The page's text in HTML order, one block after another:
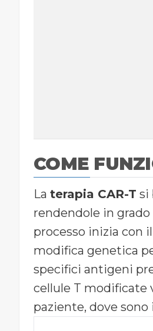
COME
La terapia CAR-T si
rendendole in
processo inizia con
modifica genetica
specifici antigeni
cellule T
paziente, dove